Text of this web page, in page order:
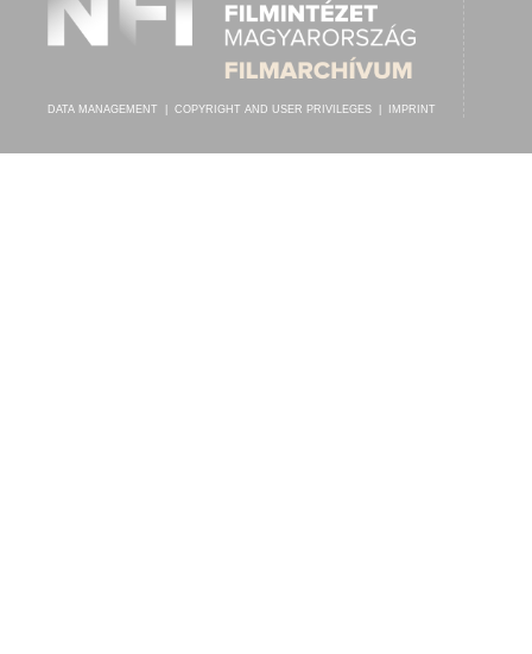
DATA MANAGEMENT COPYRIGHT AND USER PRIVILEGES IMPRINT